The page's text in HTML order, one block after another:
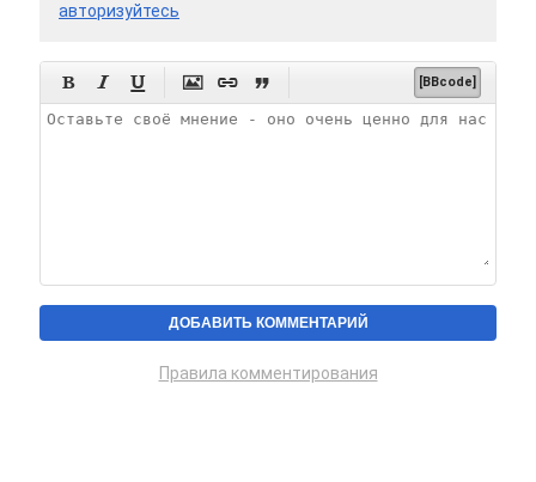
авторизуйтесь
      [BBcode]
Правила комментирования